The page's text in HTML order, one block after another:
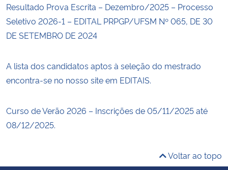
Resultado Prova Escrita – Dezembro/2025 – Processo
Seletivo 2026-1 – EDITAL PRPGP/UFSM Nº 065, DE 30
DE SETEMBRO DE 2024
A lista dos candidatos aptos à seleção do mestrado
encontra-se no nosso site em EDITAIS.
Curso de Verão 2026 – Inscrições de 05/11/2025 até
08/12/2025.
Voltar ao topo